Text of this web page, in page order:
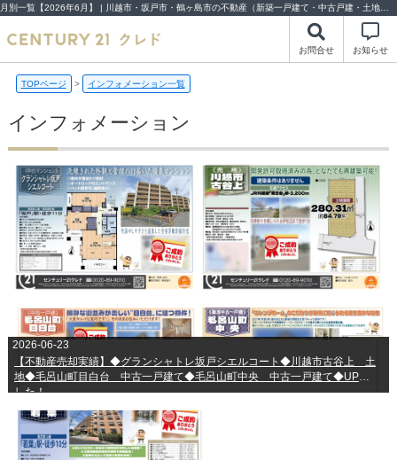
お問合せ お知らせ
TOPページ > インフォメーション一覧
インフォメーション
【不動産売却実績】◆グランシャトレ坂戸シエルコート◆川越市古谷上 土
地◆毛呂山町目白台 中古一戸建て◆毛呂山町中央 中古一戸建て◆UPしま
した！
2026-06-23